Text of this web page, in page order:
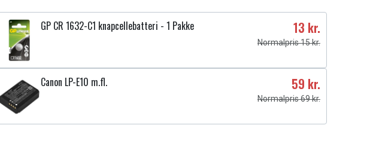
GP CR 1632-C1 knapcellebatteri - 1 Pakke 13 kr.
Normalpris 15 kr.
Canon LP-E10 m.fl. 59 kr.
Normalpris 69 kr.